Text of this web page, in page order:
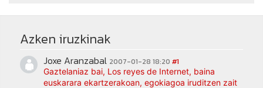
Azken iruzkinak
Joxe Aranzabal 2007-01-28 18:20 #1
Gaztelaniaz bai, Los reyes de Internet, baina
euskarara ekartzerakoan, egokiagoa iruditzen zait